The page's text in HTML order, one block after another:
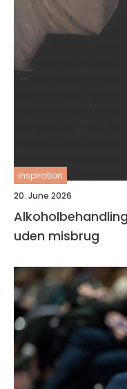
inspiration
20. June 2026
uden misbrug